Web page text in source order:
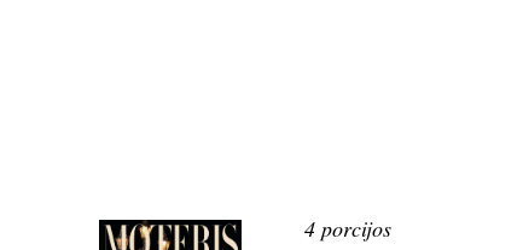
4 porcijos